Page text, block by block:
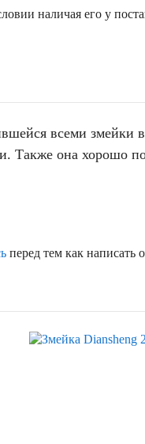
наличая его у
всеми
она хорошо
перед тем как написать